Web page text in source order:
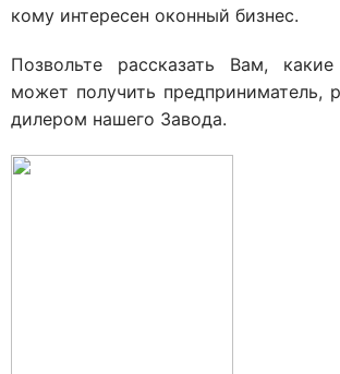
кому интересен оконный бизнес.
Позвольте рассказать Вам,
может получить предприниматель,
дилером нашего Завода.